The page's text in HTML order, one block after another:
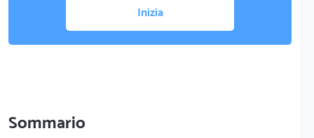
Inizia
Sommario